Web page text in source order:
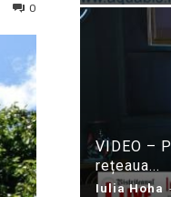
0
VIDEO –
rețeaua...
Iulia Hoha